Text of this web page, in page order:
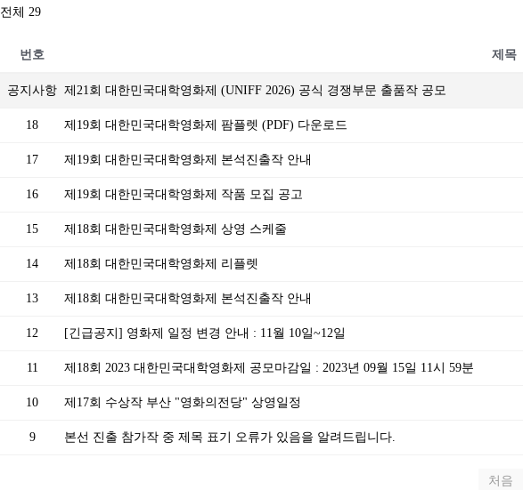
전체 29
번호 제목
공지사항 제21회 대한민국대학영화제 (UNIFF 2026) 공식 경쟁부문 출품작 공모
18 제19회 대한민국대학영화제 팜플렛 (PDF) 다운로드
17 제19회 대한민국대학영화제 본석진출작 안내
16 제19회 대한민국대학영화제 작품 모집 공고
15 제18회 대한민국대학영화제 상영 스케줄
14 제18회 대한민국대학영화제 리플렛
13 제18회 대한민국대학영화제 본석진출작 안내
12 [긴급공지] 영화제 일정 변경 안내 : 11월 10일~12일
11 제18회 2023 대한민국대학영화제 공모마감일 : 2023년 09월 15일 11시 59분
10 제17회 수상작 부산 "영화의전당" 상영일정
9 본선 진출 참가작 중 제목 표기 오류가 있음을 알려드립니다.
처음